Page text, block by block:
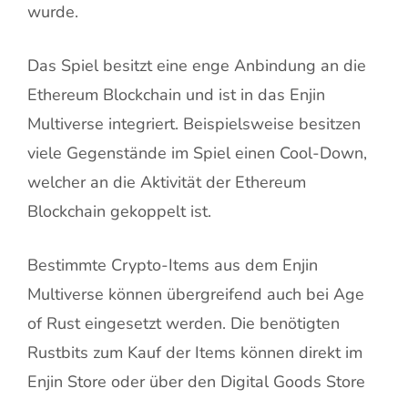
wurde.
Das Spiel besitzt eine enge Anbindung an die
Ethereum Blockchain und ist in das Enjin
Multiverse integriert. Beispielsweise besitzen
viele Gegenstände im Spiel einen Cool-Down,
welcher an die Aktivität der Ethereum
Blockchain gekoppelt ist.
Bestimmte Crypto-Items aus dem Enjin
Multiverse können übergreifend auch bei Age
of Rust eingesetzt werden. Die benötigten
Rustbits zum Kauf der Items können direkt im
Enjin Store oder über den Digital Goods Store